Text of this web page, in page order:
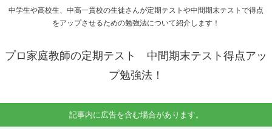
中学生や高校生、中高一貫校の生徒さんが定期テストや中間期末テストで得点
をアップさせるための勉強法について紹介します！
プロ家庭教師の定期テスト 中間期末テスト得点アッ
プ勉強法！
記事内に広告を含む場合があります。